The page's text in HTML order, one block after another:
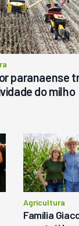
ao
Consultar
paranaense
do milho
Agricultura
Família